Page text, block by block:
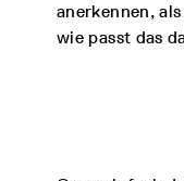
anerkennen,
wie passt das